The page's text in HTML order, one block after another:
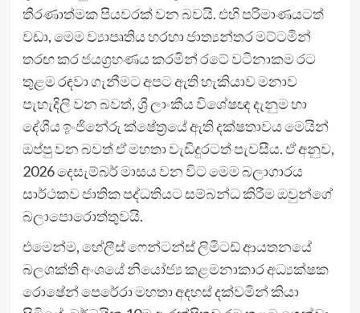
තීරණාත්මක පියවරක් වන බවයි. එහි පරිමාණයටත්
වඩා, මෙම ව්‍යාපෘතිය හරහා ජාත්‍යන්තර මට්ටමින්
තරඟ කර ජයග්‍රහණය කරමින් රටේ වටිනාකම රට
තුළම රඳවා ගැනීමට අපට ඇති හැකියාව මනාව
පැහැදිලි වන බවත්, ශ්‍රී ලාංකීය විශේෂඥ දැනුම හා
දේශීය ඉංජිනේරු ක්ෂේත්‍රයේ ඇති දක්ෂතාවය මෙයින්
ඔප්පු වන බවත් ඒ මහතා වැඩිදුරටත් පැවසීය. ඒ අනුව,
2026 දෙසැම්බර් මාසය වන විට මෙම බලාගාරය
සාර්ථකව ජාතික පද්ධතියට සම්බන්ධ කිරීම ඔවුන්ගේ
බලාපොරොත්තුවයි.
එමෙන්ම, හේලීස් ෆෙන්ටන්ස් ලිමිටඩ් ආයතනයේ
බලශක්ති අංශයේ නියෝජ්‍ය කළමනාකාර අධ්‍යක්ෂක
රොෂේන් පෙරේරා මහතා අදහස් දක්වමින් කියා